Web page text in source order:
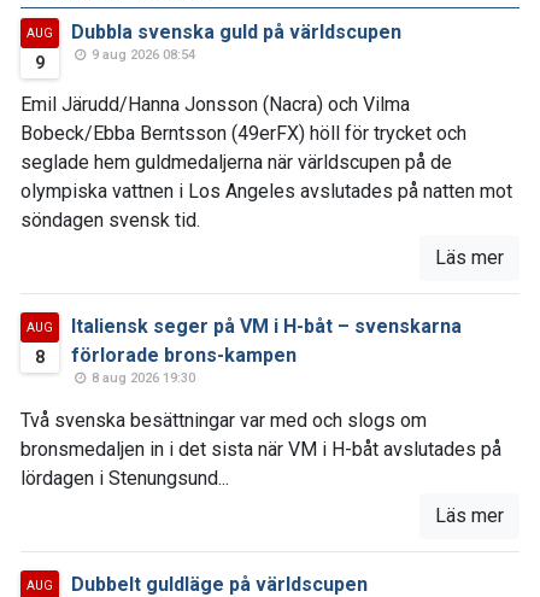
AUG
9
Dubbla svenska guld på världscupen
9 aug 2026 08:54
Emil Järudd/Hanna Jonsson (Nacra) och Vilma
Bobeck/Ebba Berntsson (49erFX) höll för trycket och
seglade hem guldmedaljerna när världscupen på de
olympiska vattnen i Los Angeles avslutades på natten mot
söndagen svensk tid.
Läs mer
AUG
8
Italiensk seger på VM i H-båt – svenskarna
förlorade brons-kampen
8 aug 2026 19:30
Två svenska besättningar var med och slogs om
bronsmedaljen in i det sista när VM i H-båt avslutades på
lördagen i Stenungsund...
Läs mer
AUG Dubbelt guldläge på världscupen